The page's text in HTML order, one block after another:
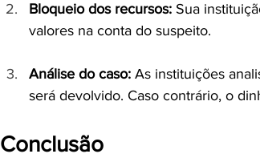
Bloqueio dos recursos: Sua
valores na conta do suspeito.
Análise do caso: As instituições
será devolvido. Caso contrário, o
Conclusão